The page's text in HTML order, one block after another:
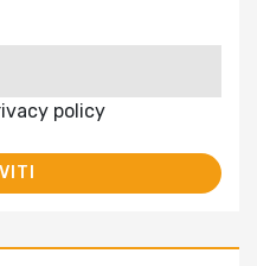
policy